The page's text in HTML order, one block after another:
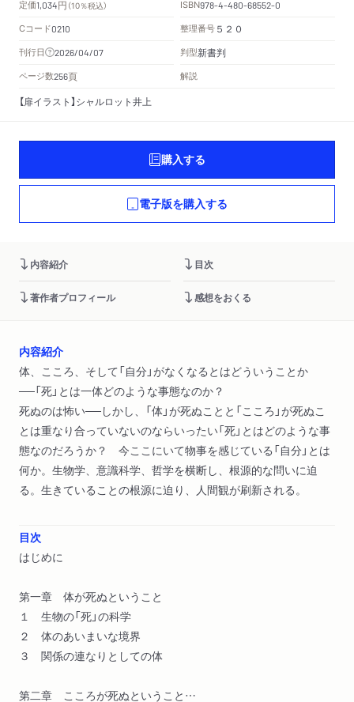
定価1,034円 （10％税込） ISBN978-4-480-68552-0
Cコード0210 整理番号 ５２０
刊行日 2026/04/07 判型新書判
ページ数256頁 解説
【扉イラスト】シャルロット井上
購入する
電子版を購入する
内容紹介 目次
著作者プロフィール 感想をおくる
内容紹介
体、こころ、そして「自分」がなくなるとはどういうことか
──「死」とは一体どのような事態なのか？
死ぬのは怖い──しかし、「体」が死ぬことと「こころ」が死ぬこ
とは重なり合っていないのならいったい「死」とはどのような事
態なのだろうか？ 今ここにいて物事を感じている「自分」とは
何か。生物学、意識科学、哲学を横断し、根源的な問いに迫
る。生きていることの根源に迫り、人間観が刷新される。
目次
はじめに
第一章 体が死ぬということ
１ 生物の「死」の科学
２ 体のあいまいな境界
３ 関係の連なりとしての体
第二章 こころが死ぬということ